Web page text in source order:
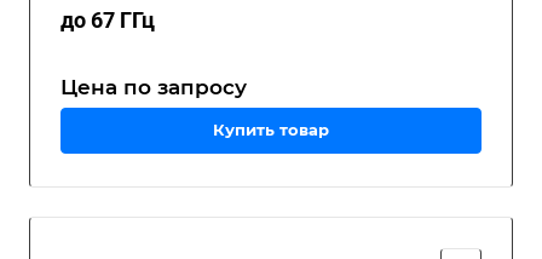
до 67 ГГц
Цена по запросу
Купить товар